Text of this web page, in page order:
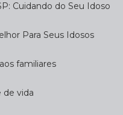
Cuidando do Seu Idoso
Para Seus Idosos
familiares
de vida